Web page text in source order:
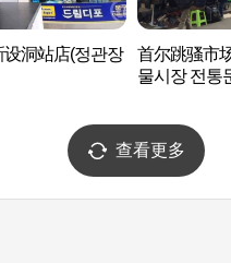
设洞站店(정관장
首尔跳骚市
물시장 전통
查看更多